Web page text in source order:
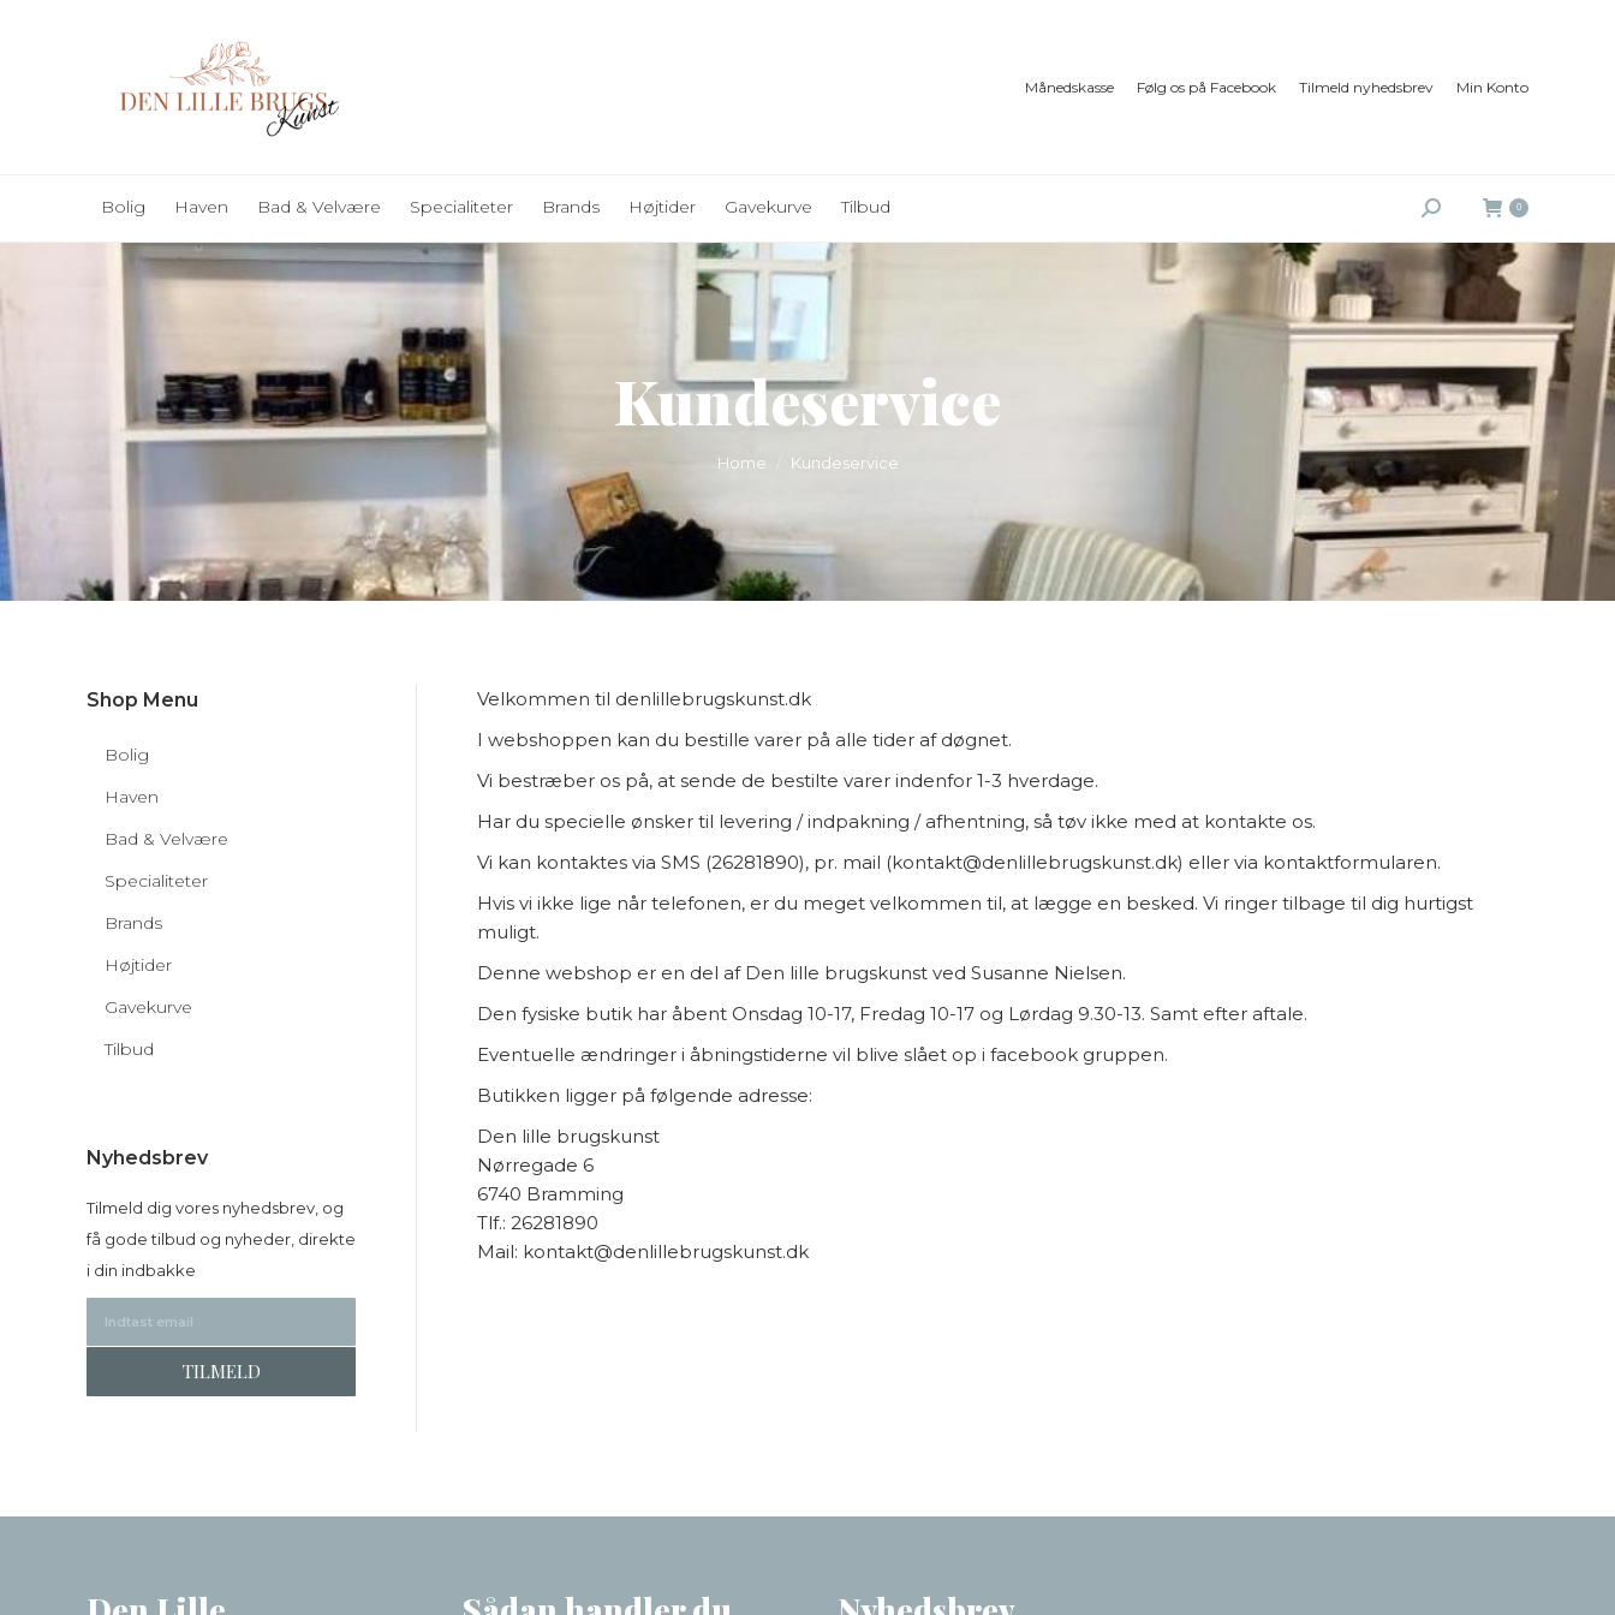
Månedskasse Følg os på Facebook Tilmeld nyhedsbrev Min Konto
Bolig Haven Bad & Velvære Specialiteter Brands Højtider Gavekurve Tilbud Search: 0
Kundeservice
You are here:
Home Kundeservice
Velkommen til denlillebrugskunst.dk
I webshoppen kan du bestille varer på alle tider af døgnet.
Vi bestræber os på, at sende de bestilte varer indenfor 1-3 hverdage.
Har du specielle ønsker til levering / indpakning / afhentning, så tøv ikke med at kontakte os.
Vi kan kontaktes via SMS (26281890), pr. mail (kontakt@denlillebrugskunst.dk) eller via kontaktformularen.
Hvis vi ikke lige når telefonen, er du meget velkommen til, at lægge en besked. Vi ringer tilbage til dig hurtigst
muligt.
Denne webshop er en del af Den lille brugskunst ved Susanne Nielsen.
Den fysiske butik har åbent Onsdag 10-17, Fredag 10-17 og Lørdag 9.30-13. Samt efter aftale.
Eventuelle ændringer i åbningstiderne vil blive slået op i facebook gruppen.
Butikken ligger på følgende adresse:
Den lille brugskunst
Nørregade 6
6740 Bramming
Tlf.: 26281890
Mail: kontakt@denlillebrugskunst.dk
Shop Menu
Bolig
Haven
Bad & Velvære
Specialiteter
Brands
Højtider
Gavekurve
Tilbud
Nyhedsbrev
Tilmeld dig vores nyhedsbrev, og
få gode tilbud og nyheder, direkte
i din indbakke